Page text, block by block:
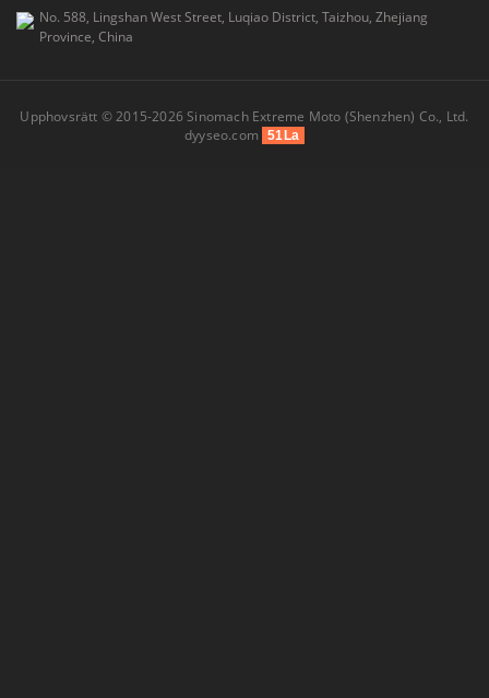
No. 588, Lingshan West Street, Luqiao District, Taizhou, Zhejiang
Province, China
Upphovsrätt © 2015-2026 Sinomach Extreme Moto (Shenzhen) Co., Ltd.
dyyseo.com
51La